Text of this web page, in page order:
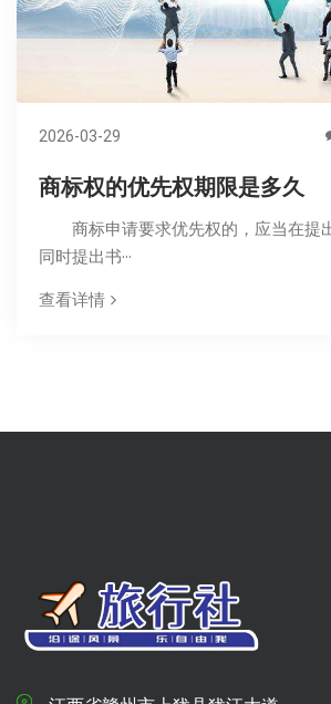
2026-03-29
商标权的优先权期限是多久
商标申请要求优先权的，应当在提
同时提出书···
查看详情